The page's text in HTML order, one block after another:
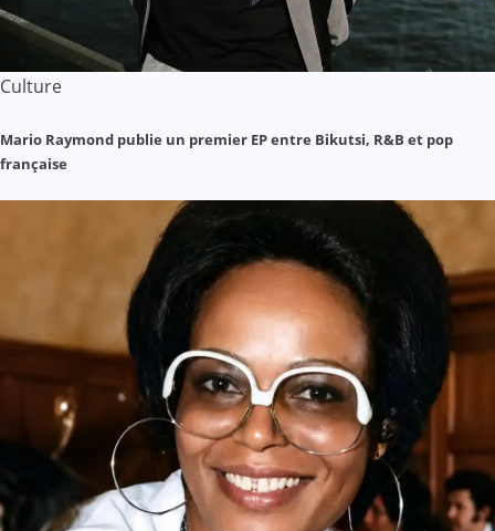
Culture
Mario Raymond publie un premier EP entre Bikutsi, R&B et pop
française